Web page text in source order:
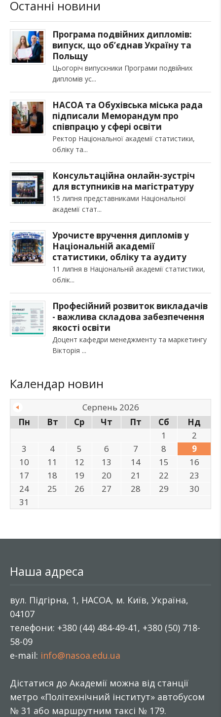
Останні новини
Програма подвійних дипломів:
випуск, що об’єднав Україну та
Польщу
Цьогоріч випускники Програми подвійних
дипломів ус
НАСОА та Обухівська міська рада
підписали Меморандум про
співпрацю у сфері освіти
Ректор Національної академії статистики,
обліку та
Консультаційна онлайн-зустріч
для вступників на магістратуру
15 липня представниками Національної
академії стат
Урочисте вручення дипломів у
Національній академії
статистики, обліку та аудиту
11 липня в Національній академії статистики,
облік
Професійний розвиток викладачів
- важлива складова забезпечення
якості освіти
Доцент кафедри менеджменту та маркетингу
Вікторія
Календар новин
Серпень 2026
Пн
Вт Ср Чт Пт Сб
Нд
1
2
3
4 5 6 7 8
9
10
11 12 13 14 15
16
17
18 19 20 21 22
23
24
25 26 27 28 29
30
31
Наша адреса
вул. Підгірна, 1, НАСОА, м. Київ, Україна,
04107
телефони: +380 (44) 484-49-41, +380 (50) 718-
58-09
e-mail: info@nasoa.edu.ua
Дістатися до Академії можна від станції
метро «Політехнічний інститут» автобусом
№ 31 або маршрутним таксі № 179.